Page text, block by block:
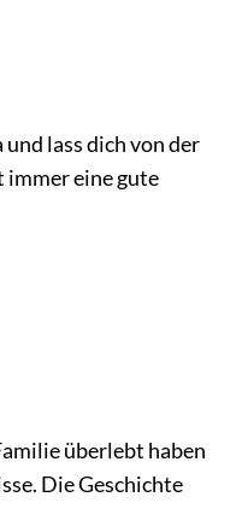
lass dich von der
immer eine gute
überlebt haben
Die Geschichte